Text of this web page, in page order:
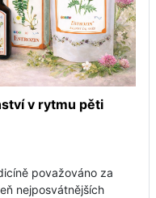
v rytmu pěti
považováno za
nejposvátnějších